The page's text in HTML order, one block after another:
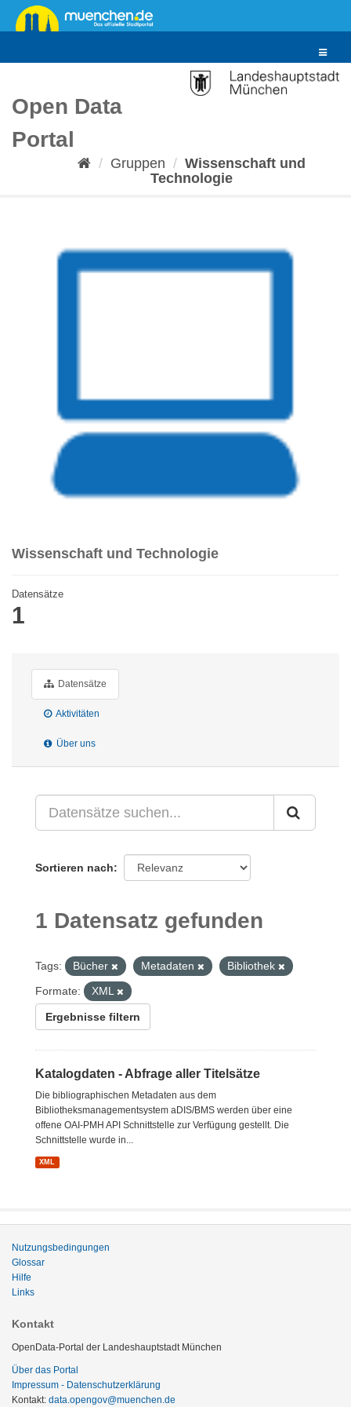
Überspringen
zum
Toggle
Open Data
Portal
Gruppen
Wissenschaft und
Technologie
Wissenschaft und Technologie
Datensätze
1
Datensätze
Aktivitäten
Über uns
Sortieren nach
1 Datensatz gefunden
Tags: Bücher Metadaten
Bibliothek
Formate:
XML
Ergebnisse filtern
Katalogdaten - Abfrage aller Titelsätze
Die bibliographischen Metadaten aus dem
Bibliotheksmanagementsystem aDIS/BMS werden über eine
offene OAI-PMH API Schnittstelle zur Verfügung gestellt. Die
Schnittstelle wurde in...
XML
Nutzungsbedingungen
Glossar
Hilfe
Links
Kontakt
OpenData-Portal der Landeshauptstadt München
Über das Portal
Impressum - Datenschutzerklärung
Kontakt: data.opengov@muenchen.de